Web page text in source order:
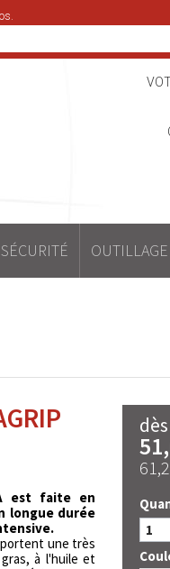
SÉCURITÉ OUTILLAGE
est faite en
longue durée
une très
à l'huile et
dès